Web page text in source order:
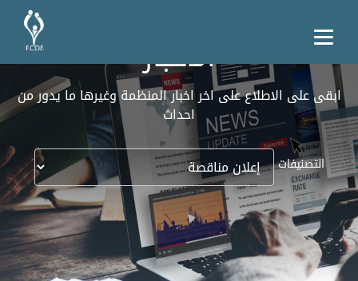
الأخبار
ابقى على الاطلاع على اخر اخبار المنظمة وغيرها ما يدور من
احداث
التصنيفات